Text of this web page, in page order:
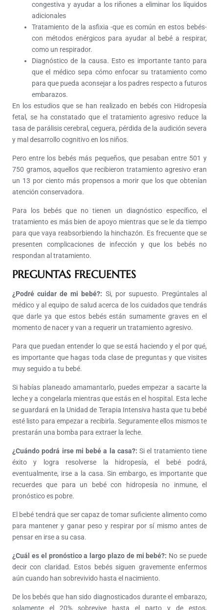
congestiva y ayudar a los riñones a eliminar los líquidos
adicionales
Tratamiento de la asfixia -que es común en estos bebés-
con métodos enérgicos para ayudar al bebé a respirar,
como un respirador.
Diagnóstico de la causa. Esto es importante tanto para
que el médico sepa cómo enfocar su tratamiento como
para que pueda aconsejar a los padres respecto a futuros
embarazos.
En los estudios que se han realizado en bebés con Hidropesía
fetal, se ha constatado que el tratamiento agresivo reduce la
tasa de parálisis cerebral, ceguera, pérdida de la audición severa
y mal desarrollo cognitivo en los niños.
Pero entre los bebés más pequeños, que pesaban entre 501 y
750 gramos, aquellos que recibieron tratamiento agresivo eran
un 13 por ciento más propensos a morir que los que obtenían
atención conservadora.
Para los bebés que no tienen un diagnóstico específico, el
tratamiento es más bien de apoyo mientras que se le da tiempo
para que vaya reabsorbiendo la hinchazón. Es frecuente que se
presenten complicaciones de infección y que los bebés no
respondan al tratamiento.
PREGUNTAS FRECUENTES
¿Podré cuidar de mi bebé?: Si, por supuesto. Pregúntales al
médico y al equipo de salud acerca de los cuidados que tendrás
que darle ya que estos bebés están sumamente graves en el
momento de nacer y van a requerir un tratamiento agresivo.
Para que puedan entender lo que se está haciendo y el por qué,
es importante que hagas toda clase de preguntas y que visites
muy seguido a tu bebé.
Si habías planeado amamantarlo, puedes empezar a sacarte la
leche y a congelarla mientras que estás en el hospital. Esta leche
se guardará en la Unidad de Terapia Intensiva hasta que tu bebé
esté listo para empezar a recibirla. Seguramente ellos mismos te
prestarán una bomba para extraer la leche.
¿Cuándo podrá irse mi bebé a la casa?: Si el tratamiento tiene
éxito y logra resolverse la hidropesía, el bebé podrá,
eventualmente, irse a la casa. Sin embargo, es importante que
recuerdes que para un bebé con hidropesía no inmune, el
pronóstico es pobre.
El bebé tendrá que ser capaz de tomar suficiente alimento como
para mantener y ganar peso y respirar por sí mismo antes de
pensar en irse a su casa.
¿Cuál es el pronóstico a largo plazo de mi bebé?: No se puede
decir con claridad. Estos bebés siguen gravemente enfermos
aún cuando han sobrevivido hasta el nacimiento.
De los bebés que han sido diagnosticados durante el embarazo,
solamente el 20% sobrevive hasta el parto y de estos,